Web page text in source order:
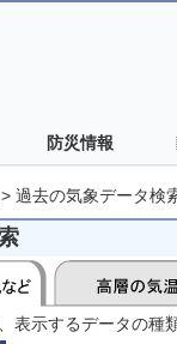
防災情報
> 過去の気象データ検
表示するデータの種